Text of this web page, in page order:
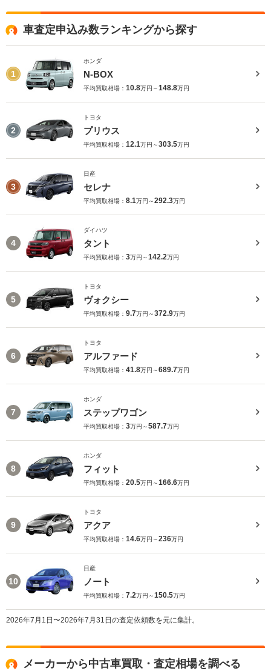
車査定申込み数ランキングから探す
1
ホンダ
N-BOX
平均買取相場： 10.8万円～148.8万円
2
トヨタ
プリウス
平均買取相場： 12.1万円～303.5万円
3
日産
セレナ
平均買取相場： 8.1万円～292.3万円
4
ダイハツ
タント
平均買取相場： 3万円～142.2万円
5
トヨタ
ヴォクシー
平均買取相場： 9.7万円～372.9万円
6
トヨタ
アルファード
平均買取相場： 41.8万円～689.7万円
7
ホンダ
ステップワゴン
平均買取相場： 3万円～587.7万円
8
ホンダ
フィット
平均買取相場： 20.5万円～166.6万円
9
トヨタ
アクア
平均買取相場： 14.6万円～236万円
10
日産
ノート
平均買取相場： 7.2万円～150.5万円
2026年7月1日〜2026年7月31日の査定依頼数を元に集計。
メーカーから中古車買取・査定相場を調べる